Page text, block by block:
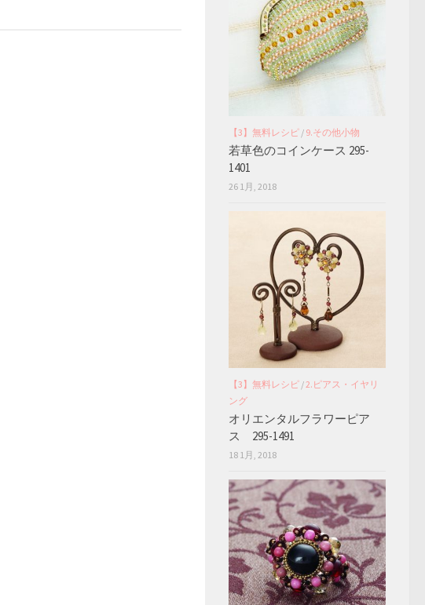
【3】無料レシピ / 9.その他小物
若草色のコインケース 295-
1401
26 1月, 2018
【3】無料レシピ /2.ピアス・イヤリ
ング
オリエンタルフラワーピア
ス 295-1491
18 1月, 2018